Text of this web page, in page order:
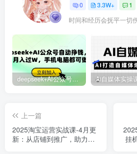
0 3.3W+ 1
时间和经历会抚平一切
deepseek+AI公众号自动挣钱，轻松月入过W，手机电脑都可做
上一篇
2025淘宝运营实战课-4月更
新：从店铺到推广，助力店
挂